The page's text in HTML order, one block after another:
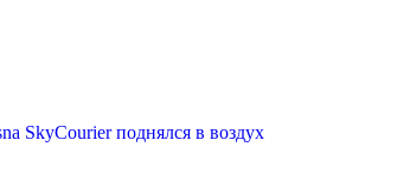
SkyCourier поднялся в воздух